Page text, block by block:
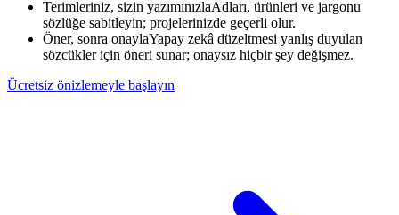
Terimleriniz, sizin yazımınızlaAdları, ürünleri ve jargonu
sözlüğe sabitleyin; projelerinizde geçerli olur.
Öner, sonra onaylaYapay zekâ düzeltmesi yanlış duyulan
sözcükler için öneri sunar; onaysız hiçbir şey değişmez.
Ücretsiz önizlemeyle başlayın